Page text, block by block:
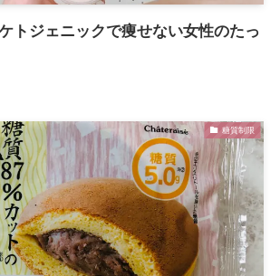
トジェニックで痩せない女性のたっ
糖質制限